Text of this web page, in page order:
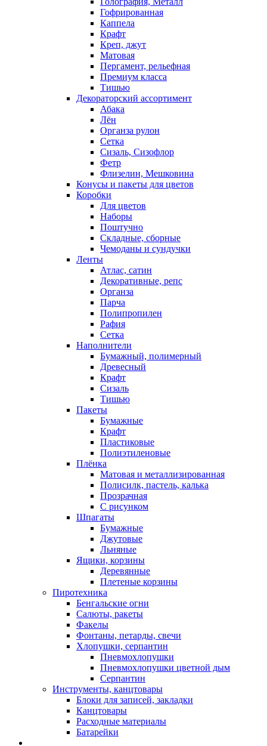
Гофрированная
Каппела
Крафт
Креп, джут
Матовая
Пергамент, рельефная
Премиум класса
Тишью
Декораторский ассортимент
Абака
Лён
Органза рулон
Сетка
Сизаль, Сизофлор
Фетр
Флизелин, Мешковина
Конусы и пакеты для цветов
Коробки
Для цветов
Наборы
Поштучно
Складные, сборные
Чемоданы и сундучки
Ленты
Атлас, сатин
Декоративные, репс
Органза
Парча
Полипропилен
Рафия
Сетка
Наполнители
Бумажный, полимерный
Древесный
Крафт
Сизаль
Тишью
Пакеты
Бумажные
Крафт
Пластиковые
Полиэтиленовые
Плёнка
Матовая и металлизированная
Полисилк, пастель, калька
Прозрачная
С рисунком
Шпагаты
Бумажные
Джутовые
Льняные
Ящики, корзины
Деревянные
Плетеные корзины
Пиротехника
Бенгальские огни
Салюты, ракеты
Факелы
Фонтаны, петарды, свечи
Хлопушки, серпантин
Пневмохлопушки
Пневмохлопушки цветной дым
Серпантин
Инструменты, канцтовары
Блоки для записей, закладки
Канцтовары
Расходные материалы
Батарейки